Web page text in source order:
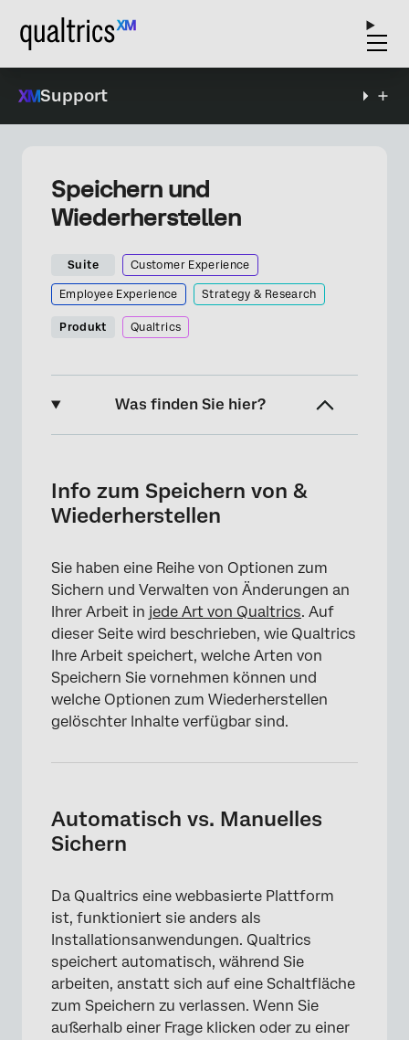
Support
Speichern und
Wiederherstellen
Suite Customer Experience
Employee Experience Strategy & Research
Produkt Qualtrics
Was finden Sie hier?
Automatisch vs. Manuelles Sichern
Version wiederherstellen
Wiederherstellen gelöschter Umfragen
FAQs
Info zum Speichern von &
Wiederherstellen
Sie haben eine Reihe von Optionen zum
Sichern und Verwalten von Änderungen an
Ihrer Arbeit in jede Art von Qualtrics. Auf
dieser Seite wird beschrieben, wie Qualtrics
Ihre Arbeit speichert, welche Arten von
Speichern Sie vornehmen können und
welche Optionen zum Wiederherstellen
gelöschter Inhalte verfügbar sind.
Automatisch vs. Manuelles
Sichern
Da Qualtrics eine webbasierte Plattform
ist, funktioniert sie anders als
Installationsanwendungen. Qualtrics
speichert automatisch, während Sie
arbeiten, anstatt sich auf eine Schaltfläche
zum Speichern zu verlassen. Wenn Sie
außerhalb einer Frage klicken oder zu einer